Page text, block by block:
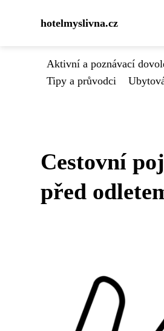
hotelmyslivna.cz
Aktivní a poznávací
Tipy a průvodci
Cestovní
před